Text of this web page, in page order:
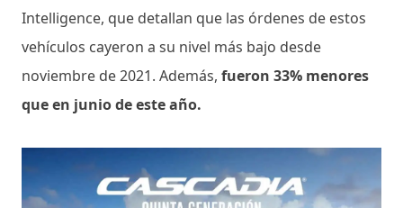
Intelligence, que detallan que las órdenes de estos
vehículos cayeron a su nivel más bajo desde
noviembre de 2021. Además, fueron 33% menores
que en junio de este año.